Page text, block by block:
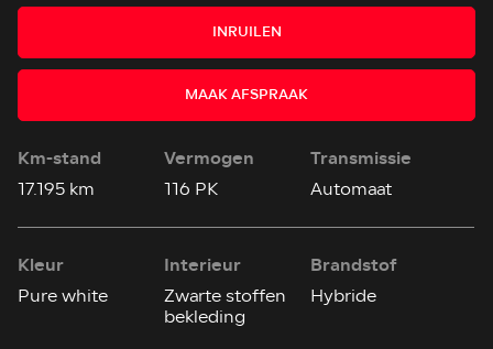
INRUILEN
MAAK AFSPRAAK
Km-stand
17.195 km
Vermogen
116 PK
Transmissie
Automaat
Kleur
Pure white
Interieur
Zwarte stoffen
bekleding
Brandstof
Hybride